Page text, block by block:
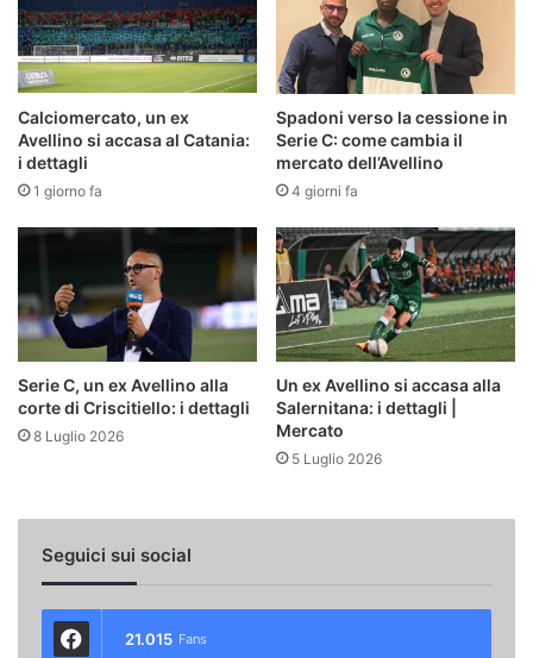
Calciomercato, un ex
Avellino si accasa al Catania:
i dettagli
1 giorno fa
Spadoni verso la cessione in
Serie C: come cambia il
mercato dell’Avellino
4 giorni fa
Serie C, un ex Avellino alla
corte di Criscitiello: i dettagli
8 Luglio 2026
Un ex Avellino si accasa alla
Salernitana: i dettagli |
Mercato
5 Luglio 2026
Seguici sui social
21.015 Fans